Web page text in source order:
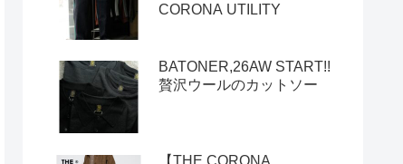
CORONA UTILITY
BATONER,26AW START!!
贅沢ウールのカットソー
【THE CORONA